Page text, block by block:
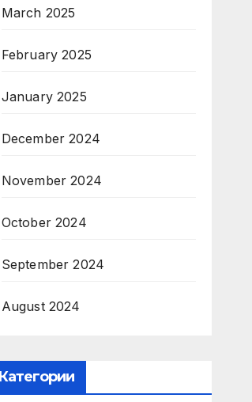
March 2025
February 2025
January 2025
December 2024
November 2024
October 2024
September 2024
August 2024
Категории